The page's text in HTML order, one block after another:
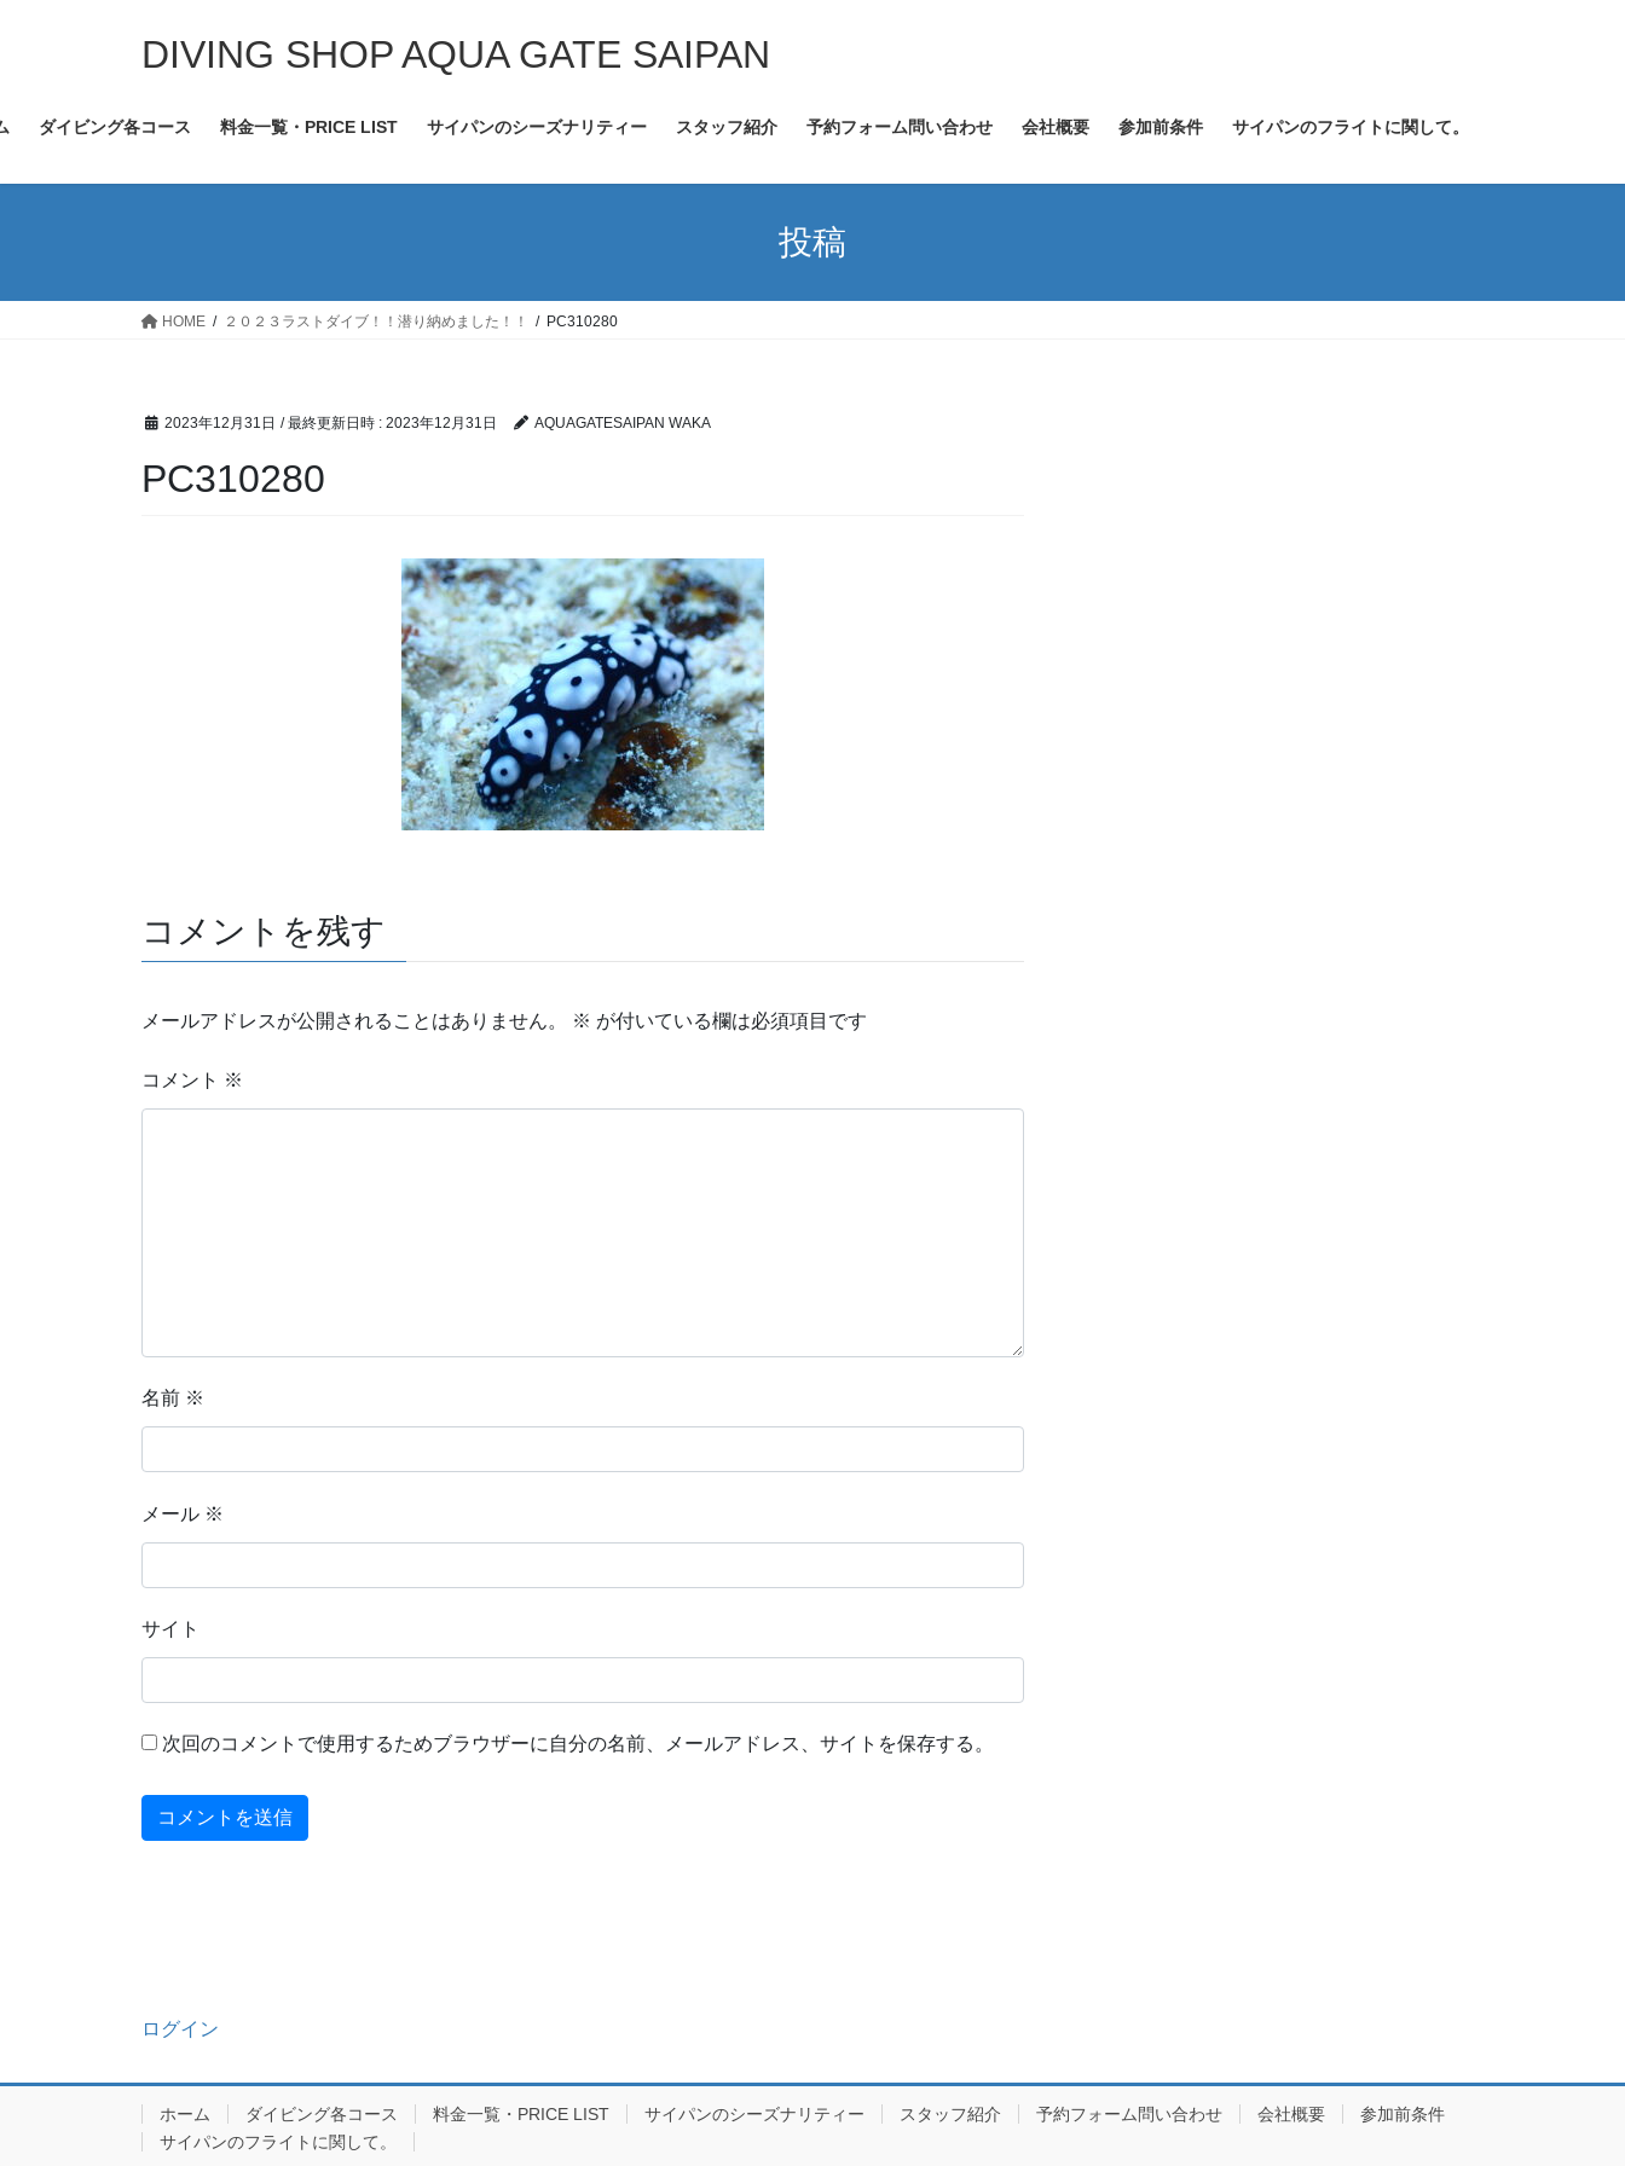
ツ
ス
シ
ン
DIVING SHOP AQUA GATE SAIPAN
ダイビング各コース 料金一覧・PRICE LIST サイパンのシーズナリティー スタッフ紹介 予約フォーム問い合わせ 会社概要 参加前条件 サイパンのフライトに関して。
投稿
HOME ２０２３ラストダイブ！！潜り納めました！！ PC310280
2023年12月31日 / 最終更新日時 : 2023年12月31日 AQUAGATESAIPAN WAKA
PC310280
コメントを残す
メールアドレスが公開されることはありません。 ※ が付いている欄は必須項目です
コメント ※
名前 ※
メール ※
サイト
次回のコメントで使用するためブラウザーに自分の名前、メールアドレス、サイトを保存する。
ログイン
ホーム ダイビング各コース 料金一覧・PRICE LIST サイパンのシーズナリティー スタッフ紹介 予約フォーム問い合わせ 会社概要
参加前条件
サイパンのフライトに関して。